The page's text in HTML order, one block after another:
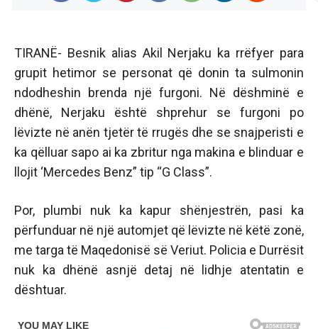
TIRANË- Besnik alias Akil Nerjaku ka rrëfyer para
grupit hetimor se personat që donin ta sulmonin
ndodheshin brenda një furgoni. Në dëshminë e
dhënë, Nerjaku është shprehur se furgoni po
lëvizte në anën tjetër të rrugës dhe se snajperisti e
ka qëlluar sapo ai ka zbritur nga makina e blinduar e
llojit ‘Mercedes Benz” tip “G Class”.
Por, plumbi nuk ka kapur shënjestrën, pasi ka
përfunduar në një automjet që lëvizte në këtë zonë,
me targa të Maqedonisë së Veriut. Policia e Durrësit
nuk ka dhënë asnjë detaj në lidhje atentatin e
dështuar.